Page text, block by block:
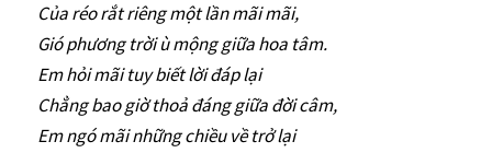
Của réo rắt riêng một lần mãi mãi,
Gió phương trời ù mộng giữa hoa tâm.
Em hỏi mãi tuy biết lời đáp lại
Chẳng bao giờ thoả đáng giữa đời câm,
Em ngó mãi những chiều về trở lại